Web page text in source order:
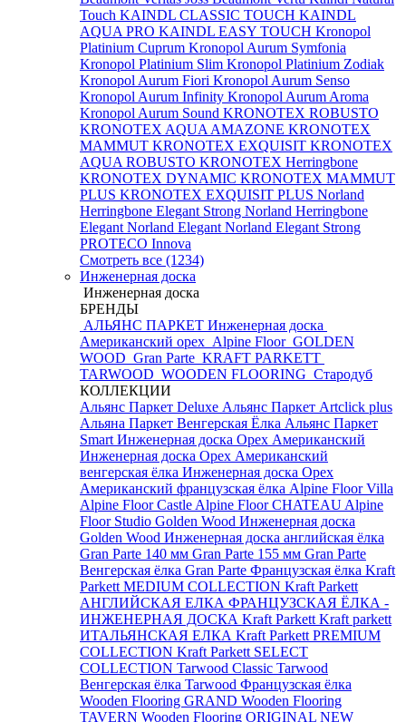
Touch KAINDL CLASSIC TOUCH KAINDL
AQUA PRO KAINDL EASY TOUCH Kronopol
Platinium Cuprum Kronopol Aurum Symfonia
Kronopol Platinium Slim Kronopol Platinium Zodiak
Kronopol Aurum Fiori Kronopol Aurum Senso
Kronopol Aurum Infinity Kronopol Aurum Aroma
Kronopol Aurum Sound KRONOTEX ROBUSTO
KRONOTEX AQUA AMAZONE KRONOTEX
MAMMUT KRONOTEX EXQUISIT KRONOTEX
AQUA ROBUSTO KRONOTEX Herringbone
KRONOTEX DYNAMIC KRONOTEX MAMMUT
PLUS KRONOTEX EXQUISIT PLUS Norland
Herringbone Elegant Strong Norland Herringbone
Elegant Norland Elegant Norland Elegant Strong
PROTECO Innova
Смотреть все (1234)
Инженерная доска
Инженерная доска
БРЕНДЫ
АЛЬЯНС ПАРКЕТ Инженерная доска
Американский орех Alpine Floor GOLDEN
WOOD Gran Parte KRAFT PARKETT
TARWOOD WOODEN FLOORING Стародуб
КОЛЛЕКЦИИ
Альянс Паркет Deluxe Альянс Паркет Artclick plus
Альяна Паркет Венгерская Ёлка Альянс Паркет
Smart Инженерная доска Орех Американский
Инженерная доска Орех Американский
венгерская ёлка Инженерная доска Орех
Американский французская ёлка Alpine Floor Villa
Alpine Floor Castle Alpine Floor CHATEAU Alpine
Floor Studio Golden Wood Инженерная доска
Golden Wood Инженерная доска английская ёлка
Gran Parte 140 мм Gran Parte 155 мм Gran Parte
Венгерская ёлка Gran Parte Французская ёлка Kraft
Parkett MEDIUM COLLECTION Kraft Parkett
АНГЛИЙСКАЯ ЕЛКА ФРАНЦУЗСКАЯ ЁЛКА -
ИНЖЕНЕРНАЯ ДОСКА Kraft Parkett Kraft parkett
ИТАЛЬЯНСКАЯ ЕЛКА Kraft Parkett PREMIUM
COLLECTION Kraft Parkett SELECT
COLLECTION Tarwood Classic Tarwood
Венгерская ёлка Tarwood Французская ёлка
Wooden Flooring GRAND Wooden Flooring
TAVERN Wooden Flooring ORIGINAL NEW